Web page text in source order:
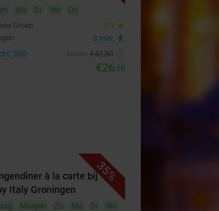
Ma Di Wo
Do
Groen
9.9 star
3 min. directions_walk
350 €42,50
€26,50
35%
à la carte bij
Italy Groningen
Morgen Zo Ma Di
Wo